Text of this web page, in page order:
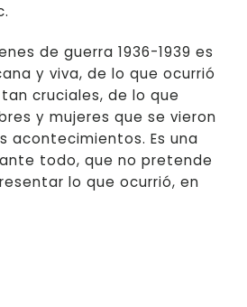
de guerra 1936-1939 es
y viva, de lo que ocurrió
cruciales, de lo que
y mujeres que se vieron
acontecimientos. Es una
todo, que no pretende
lo que ocurrió, en